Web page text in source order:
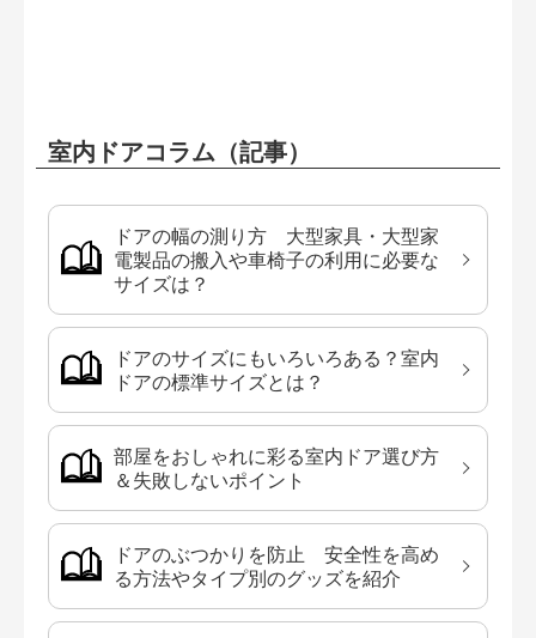
室内ドアコラム（記事）
ドアの幅の測り方 大型家具・大型家
電製品の搬入や車椅子の利用に必要な
サイズは？
ドアのサイズにもいろいろある？室内
ドアの標準サイズとは？
部屋をおしゃれに彩る室内ドア選び方
＆失敗しないポイント
ドアのぶつかりを防止 安全性を高め
る方法やタイプ別のグッズを紹介